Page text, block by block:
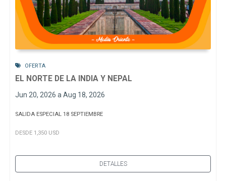
OFERTA
EL NORTE DE LA INDIA Y NEPAL
Jun 20, 2026 a Aug 18, 2026
SALIDA ESPECIAL 18 SEPTIEMBRE
DESDE 1,350 USD
DETALLES